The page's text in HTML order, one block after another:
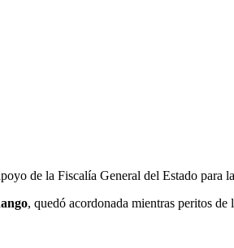
de la Fiscalía General del Estado para
, quedó acordonada mientras peritos